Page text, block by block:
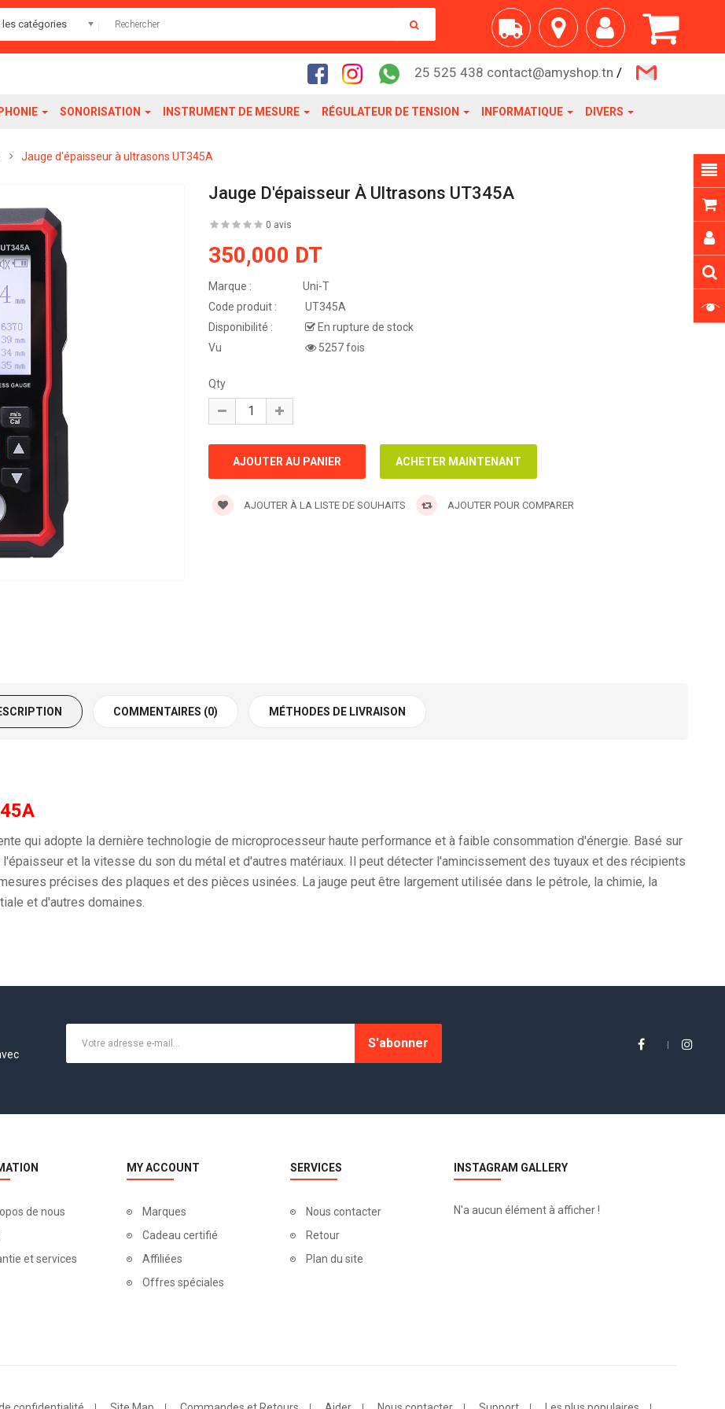
les catégories
25 525 438 contact@amyshop.tn /
SONORISATION INSTRUMENT DE MESURE RÉGULATEUR DE TENSION INFORMATIQUE DIVERS
Jauge d'épaisseur à ultrasons UT345A
Jauge D'épaisseur À Ultrasons UT345A
0 avis
350,000 DT
Marque :
Uni-T
Code produit :
UT345A
Disponibilité :
En rupture de stock
Vu
5257 fois
Qty
AJOUTER À LA LISTE DE SOUHAITS AJOUTER POUR COMPARER
COMMENTAIRES (0) MÉTHODES DE LIVRAISON
qui adopte la dernière technologie de microprocesseur haute performance et à faible consommation d'énergie. Basé sur
et la vitesse du son du métal et d'autres matériaux. Il peut détecter l'amincissement des tuyaux et des récipients
précises des plaques et des pièces usinées. La jauge peut être largement utilisée dans le pétrole, la chimie, la
et d'autres domaines.
S'abonner
de nous
et services
MY ACCOUNT
Marques
Cadeau certifié
Affiliées
Offres spéciales
SERVICES
Nous contacter
Retour
Plan du site
INSTAGRAM GALLERY
N'a aucun élément à afficher !